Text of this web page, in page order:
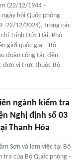
(22/12/1944 –
hội Quốc phòng
-22/12/2024), trong các
Trịnh Đức Hải, Phó
giới quốc gia – Bộ
đoàn công tác đến
đơn vị trực thuộc Bộ
ngành kiểm tra
Nghị định số 03
Thanh Hóa
Sơn và làm việc tại Bộ
tra của Bộ Quốc phòng -